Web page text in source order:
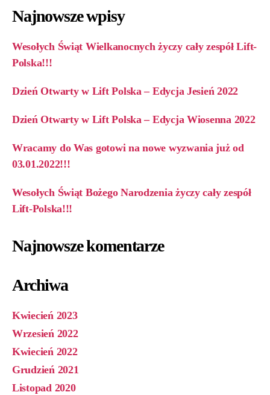
Najnowsze wpisy
Wesołych Świąt Wielkanocnych życzy cały zespół Lift-
Polska!!!
Dzień Otwarty w Lift Polska – Edycja Jesień 2022
Dzień Otwarty w Lift Polska – Edycja Wiosenna 2022
Wracamy do Was gotowi na nowe wyzwania już od
03.01.2022!!!
Wesołych Świąt Bożego Narodzenia życzy cały zespół
Lift-Polska!!!
Najnowsze komentarze
Archiwa
Kwiecień 2023
Wrzesień 2022
Kwiecień 2022
Grudzień 2021
Listopad 2020